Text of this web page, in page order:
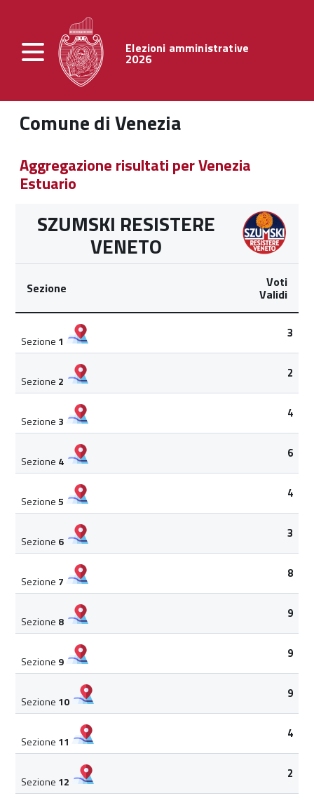
Elezioni amministrative
2026
Comune di Venezia
Aggregazione risultati per Venezia
Estuario
SZUMSKI RESISTERE
VENETO
Sezione Voti
Validi
Sezione 1
3
Sezione 2
2
Sezione 3
4
Sezione 4
6
Sezione5
4
Sezione 6
3
Sezione 7
8
Sezione 8
9
Sezione 9
9
Sezione 10
9
Sezione 11
4
Sezione 12
2